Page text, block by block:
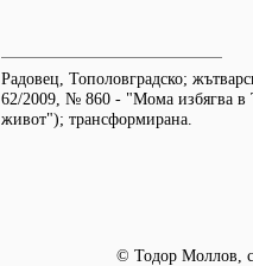
Радовец, Тополовградско;
62/2009, № 860 - "Мома избягва в
живот"); трансформирана.
© Тодор Моллов,